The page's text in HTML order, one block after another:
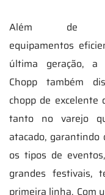
Além de
equipamentos
última geração, a
Chopp também
chopp de excelente
tanto no varejo
atacado, garantindo
os tipos de
grandes festivais,
primeira linha. Com